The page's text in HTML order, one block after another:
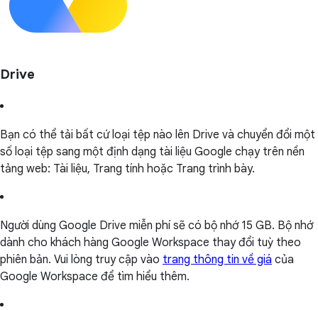
Drive
Bạn có thể tải bất cứ loại tệp nào lên Drive và chuyển đổi một
số loại tệp sang một định dạng tài liệu Google chạy trên nền
tảng web: Tài liệu, Trang tính hoặc Trang trình bày.
Người dùng Google Drive miễn phí sẽ có bộ nhớ 15 GB. Bộ nhớ
dành cho khách hàng Google Workspace thay đổi tuỳ theo
phiên bản. Vui lòng truy cập vào trang thông tin về giá của
Google Workspace để tìm hiểu thêm.